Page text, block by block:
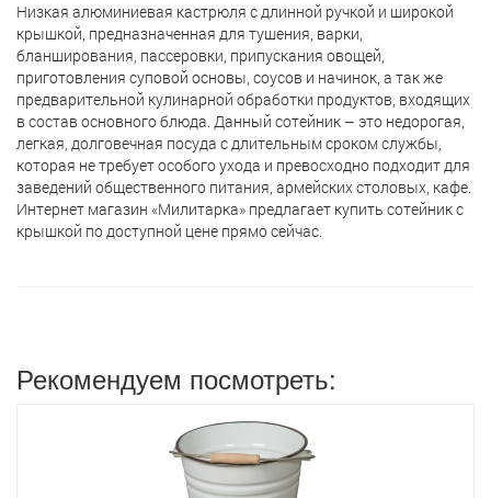
Низкая алюминиевая кастрюля с длинной ручкой и широкой
крышкой, предназначенная для тушения, варки,
бланширования, пассеровки, припускания овощей,
приготовления суповой основы, соусов и начинок, а так же
предварительной кулинарной обработки продуктов, входящих
в состав основного блюда. Данный сотейник – это недорогая,
легкая, долговечная посуда с длительным сроком службы,
которая не требует особого ухода и превосходно подходит для
заведений общественного питания, армейских столовых, кафе.
Интернет магазин «Милитарка» предлагает кyпить сотейник с
крышкой по доступной цене прямо сейчас.
Рекомендуем посмотреть: